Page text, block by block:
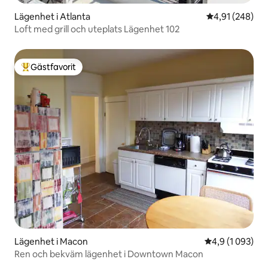
Lägenhet i Atlanta 4,91 av 5 i
4,91 (248)
Loft med grill och uteplats Lägenhet 102
Populär gästfavorit
Gästfavorit
Lägenhet i Macon 4,9 av 5 i
4,9 (1 093)
Ren och bekväm lägenhet i Downtown Macon